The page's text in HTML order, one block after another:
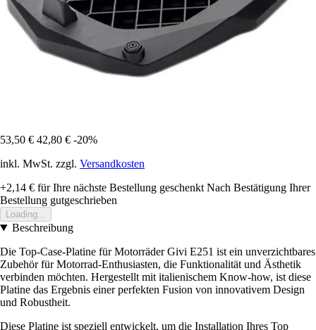
53,50 € 42,80 € -20%
inkl. MwSt. zzgl. Versandkosten
+2,14 € für Ihre nächste Bestellung geschenkt Nach Bestätigung Ihrer
Bestellung gutgeschrieben
Loading...
Beschreibung
Die Top-Case-Platine für Motorräder Givi E251 ist ein unverzichtbares
Zubehör für Motorrad-Enthusiasten, die Funktionalität und Ästhetik
verbinden möchten. Hergestellt mit italienischem Know-how, ist diese
Platine das Ergebnis einer perfekten Fusion von innovativem Design
und Robustheit.
Diese Platine ist speziell entwickelt, um die Installation Ihres Top